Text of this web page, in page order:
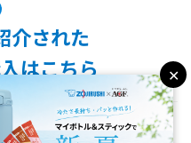
介された
はこちら
✕